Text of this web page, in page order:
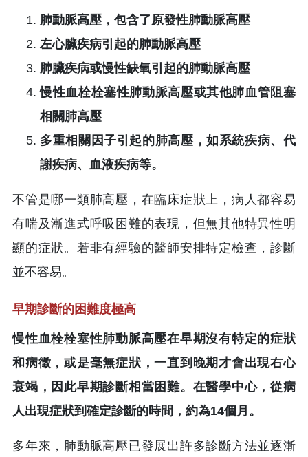
肺動脈高壓，包含了原發性肺動脈高壓
左心臟疾病引起的肺動脈高壓
肺臟疾病或慢性缺氧引起的肺動脈高壓
慢性血栓栓塞性肺動脈高壓或其他肺血管阻塞
相關肺高壓
多重相關因子引起的肺高壓，如系統疾病、代
謝疾病、血液疾病等。
不管是哪一類肺高壓，在臨床症狀上，病人都容易
有喘及漸進式呼吸困難的表現，但無其他特異性明
顯的症狀。若非有經驗的醫師安排特定檢查，診斷
並不容易。
早期診斷的困難度極高
慢性血栓栓塞性肺動脈高壓在早期沒有特定的症狀
和病徵，或是毫無症狀，一直到晚期才會出現右心
衰竭，因此早期診斷相當困難。在醫學中心，從病
人出現症狀到確定診斷的時間，約為14個月。
多年來，肺動脈高壓已發展出許多診斷方法並逐漸